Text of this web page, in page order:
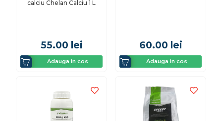
calciu Chelan Calciu 1 L
55.00 lei
Adauga in cos
60.00 lei
Adauga in cos